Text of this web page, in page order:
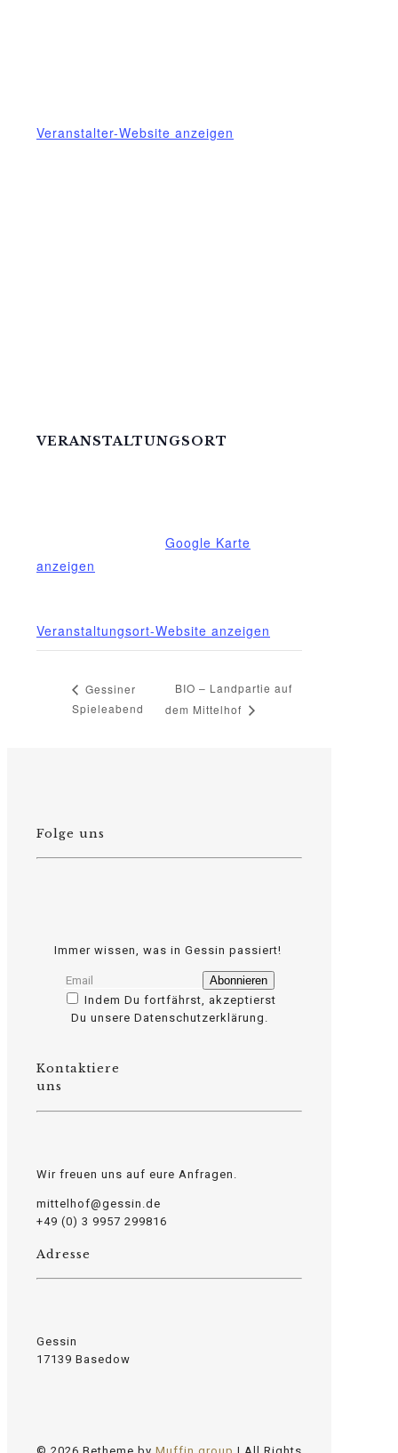
Veranstalter-Website anzeigen
VERANSTALTUNGSORT
Google Karte
anzeigen
Veranstaltungsort-Website anzeigen
Gessiner
Spieleabend
BIO – Landpartie auf
dem Mittelhof
Folge uns
Immer wissen, was in Gessin passiert!
Indem Du fortfährst, akzeptierst
Du unsere Datenschutzerklärung.
Kontaktiere
osteopathe-nyon-cabinet-monney
uns
Wir freuen uns auf eure Anfragen.
mittelhof@gessin.de
+49 (0) 3 9957 299816
Adresse
Gessin
17139 Basedow